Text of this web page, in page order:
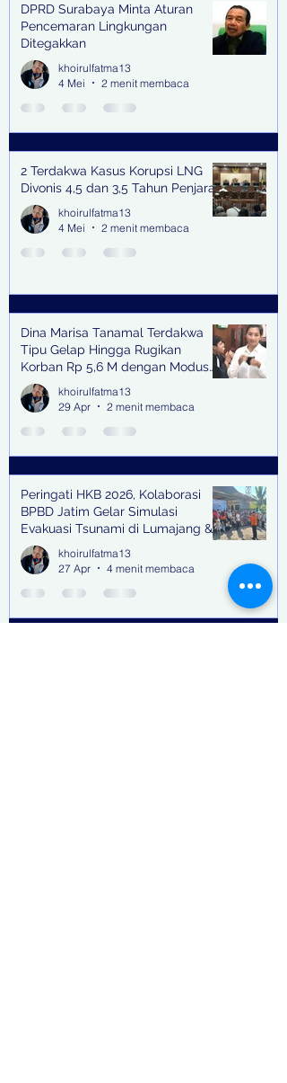
DPRD Surabaya Minta Aturan
Pencemaran Lingkungan
Ditegakkan
khoirulfatma13
4 Mei
2 menit membaca
2 Terdakwa Kasus Korupsi LNG
Divonis 4,5 dan 3,5 Tahun Penjara
khoirulfatma13
4 Mei
2 menit membaca
Dina Marisa Tanamal Terdakwa
Tipu Gelap Hingga Rugikan
Korban Rp 5,6 M dengan Modus
Kerja Sama Impor Bodong
khoirulfatma13
29 Apr
2 menit membaca
Peringati HKB 2026, Kolaborasi
BPBD Jatim Gelar Simulasi
Evakuasi Tsunami di Lumajang &
Trenggalek
khoirulfatma13
27 Apr
4 menit membaca